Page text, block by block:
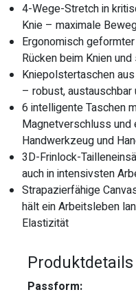
4-Wege-Stretch in
Knie – maximale
Ergonomisch
Rücken beim Knien
Kniepolstertaschen
– robust,
6 intelligente Taschen
Magnetverschluss und
Handwerkzeug und
3D-Frinlock-
auch in intensivsten
Strapazierfähige
hält ein Arbeitsleben
Elastizität
Produktdetails
Passform: